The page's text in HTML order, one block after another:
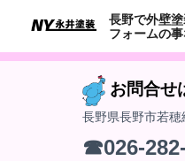
テ
長野で外壁
フォームの
お問合せ
長野県長野市若
☎026-